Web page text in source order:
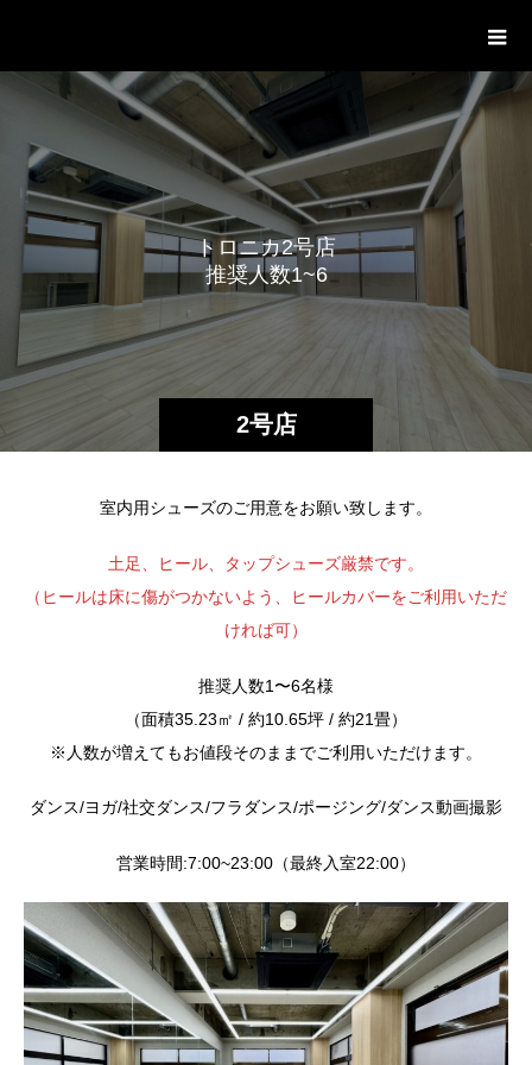
2号店
ト ロニカ2号店
推奨人数1~6名様
室内用シューズのご用意をお願い致します。
土足、ヒール、タップシューズ厳禁です。
（ヒールは床に傷がつかないよう、ヒールカバーをご利用いただ
ければ可）
推奨人数1〜6名様
（面積35.23㎡ / 約10.65坪 / 約21畳）
※人数が増えてもお値段そのままでご利用いただけます。
ダンス/ヨガ/社交ダンス/フラダンス/ポージング/ダンス動画撮影
営業時間:7:00~23:00（最終入室22:00）